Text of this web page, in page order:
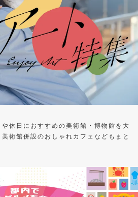
休日におすすめの美術館・博物館を大
術館併設のおしゃれカフェなどもまと